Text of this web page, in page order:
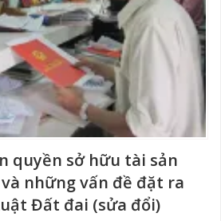
quyền sở hữu tài sản
những vấn đề đặt ra
Đất đai (sửa đổi)